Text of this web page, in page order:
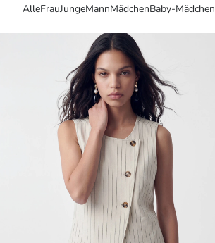
AlleFrauJungeMannMädchenBaby-Mädchen